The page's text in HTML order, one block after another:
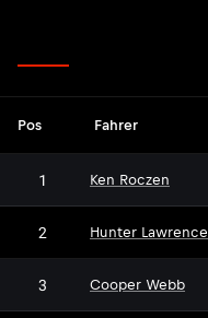
Pos Fahrer
1 Ken Roczen
2 Hunter Lawrence
3 Cooper Webb